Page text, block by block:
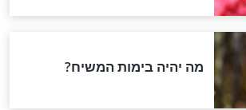
לפרסום: לוחמי מילואים
בדרום לבנון